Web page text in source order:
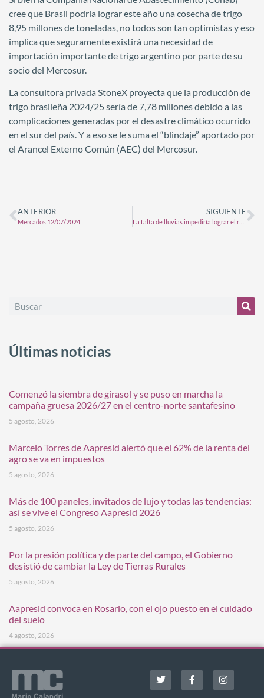
cree que Brasil podría lograr este año una cosecha de trigo
8,95 millones de toneladas, no todos son tan optimistas y eso
implica que seguramente existirá una necesidad de
importación importante de trigo argentino por parte de su
socio del Mercosur.
La consultora privada StoneX proyecta que la producción de
trigo brasileña 2024/25 sería de 7,78 millones debido a las
complicaciones generadas por el desastre climático ocurrido
en el sur del país. Y a eso se le suma el “blindaje” aportado por
el Arancel Externo Común (AEC) del Mercosur.
ANTERIOR
Mercados 12/07/2024
SIGUIENTE
La falta de lluvias impediría lograr el récord de siembra en trigo
Últimas noticias
Comenzó la siembra de girasol y se puso en marcha la
campaña gruesa 2026/27 en el centro-norte santafesino
5 agosto, 2026
Marcelo Torres de Aapresid alertó que el 62% de la renta del
agro se va en impuestos
5 agosto, 2026
Más de 100 paneles, invitados de lujo y todas las tendencias:
así se vive el Congreso Aapresid 2026
5 agosto, 2026
Por la presión política y de parte del campo, el Gobierno
desistió de cambiar la Ley de Tierras Rurales
5 agosto, 2026
Aapresid convoca en Rosario, con el ojo puesto en el cuidado
del suelo
4 agosto, 2026